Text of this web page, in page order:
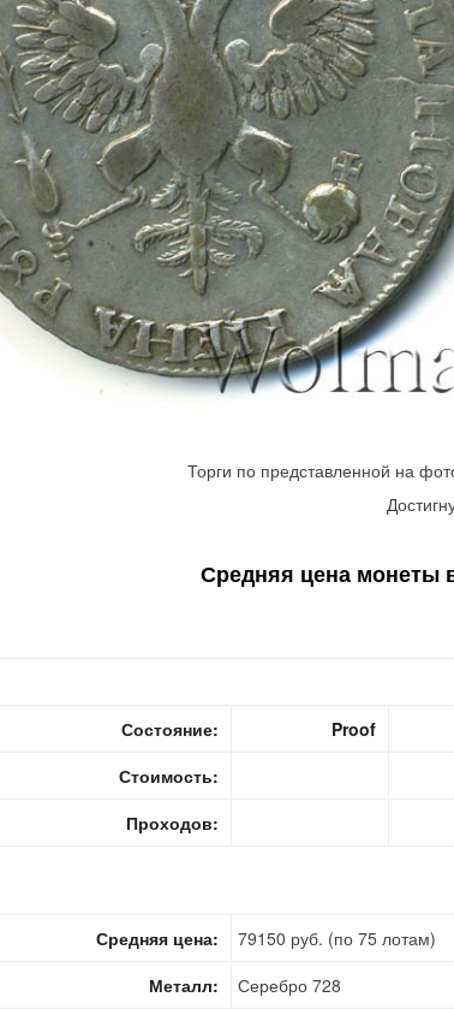
Торги по представленной на
Средняя цена монеты
Состояние:
Proof
Стоимость:
Проходов:
Средняя цена:
79150 руб. (по 75 лотам)
Металл:
Серебро 728